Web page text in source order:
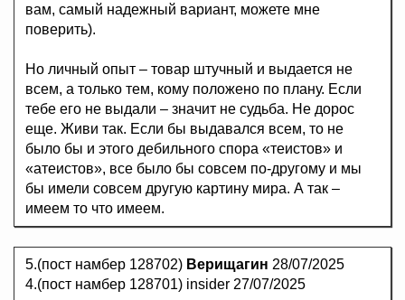
вам, самый надежный вариант, можете мне
поверить).
Но личный опыт – товар штучный и выдается не
всем, а только тем, кому положено по плану. Если
тебе его не выдали – значит не судьба. Не дорос
еще. Живи так. Если бы выдавался всем, то не
было бы и этого дебильного спора «теистов» и
«атеистов», все было бы совсем по-другому и мы
бы имели совсем другую картину мира. А так –
имеем то что имеем.
5.(пост намбер 128702) Верищагин 28/07/2025
4.(пост намбер 128701) insider 27/07/2025